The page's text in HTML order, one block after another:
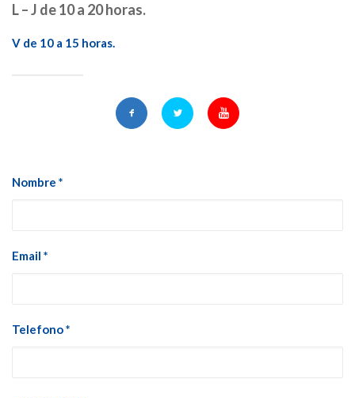
L – J de 10 a 20 horas.
V de 10 a 15 horas.
Nombre *
Email *
Telefono *